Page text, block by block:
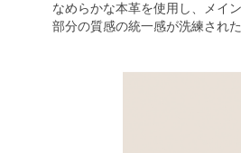
なめらかな本革を使用し、メイ
部分の質感の統一感が洗練され